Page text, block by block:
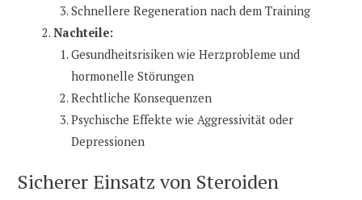
Schnellere Regeneration nach dem Training
Nachteile:
Gesundheitsrisiken wie Herzprobleme und
hormonelle Störungen
Rechtliche Konsequenzen
Psychische Effekte wie Aggressivität oder
Depressionen
Sicherer Einsatz von Steroiden